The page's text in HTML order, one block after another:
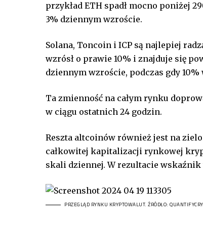
przykład ETH spadł mocno poniżej
3% dziennym wzroście.
Solana, Toncoin i ICP są najlepiej
wzrósł o prawie 10% i znajduje się
dziennym wzroście, podczas gdy 10%
Ta zmienność na całym rynku
w ciągu ostatnich 24 godzin.
Reszta altcoinów również jest na
całkowitej kapitalizacji rynkowej
skali dziennej. W rezultacie wskaźnik
PRZEGLĄD RYNKU KRYPTOWALUT. ŹRÓDŁO: